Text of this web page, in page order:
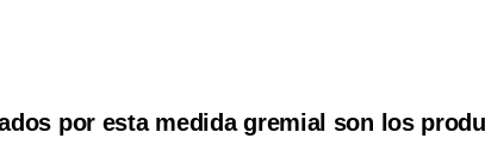
por esta medida gremial son los